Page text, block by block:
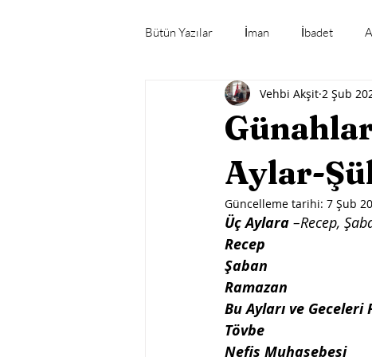
Bütün Yazılar İman İbadet
Mübarek Gün ve Geceler
Gündeme DairAylar-
Vehbi Akşit 2 Şub
Güncelleme tarihi: 7 Şub
Üç Aylara –Recep,
Recep
Şaban
Ramazan
Bu Ayları ve Geceleri
Tövbe
Nefis Muhasebesi